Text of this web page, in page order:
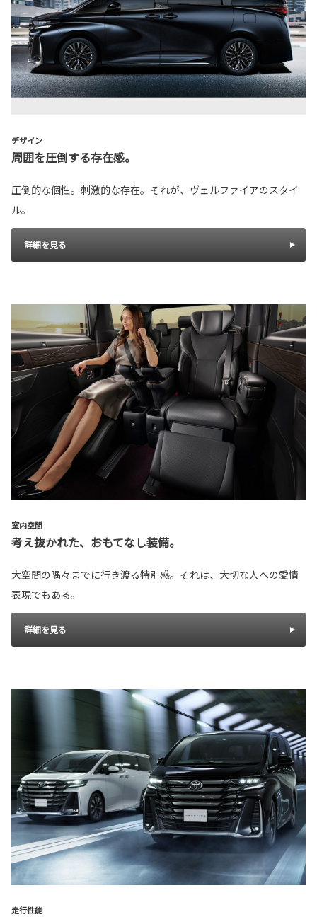
デザイン
周囲を圧倒する存在感。
圧倒的な個性。刺激的な存在。それが、ヴェルファイアのスタイ
ル。
詳細を見る
室内空間
考え抜かれた、おもてなし装備。
大空間の隅々までに行き渡る特別感。それは、大切な人への愛情
表現でもある。
詳細を見る
走行性能